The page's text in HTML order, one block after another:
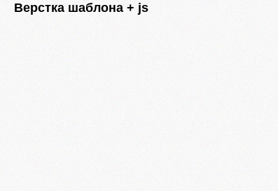
Верстка шаблона + js